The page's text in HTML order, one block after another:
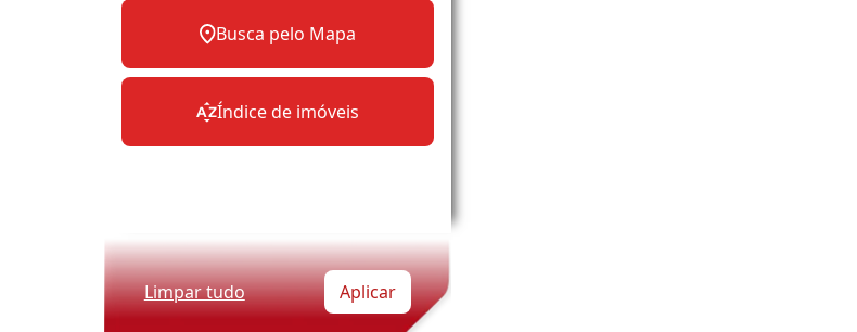
Busca pelo Mapa
Índice de imóveis
Limpar tudo Aplicar